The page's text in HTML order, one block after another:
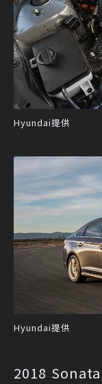
Hyundai提供
Hyundai提供
2018